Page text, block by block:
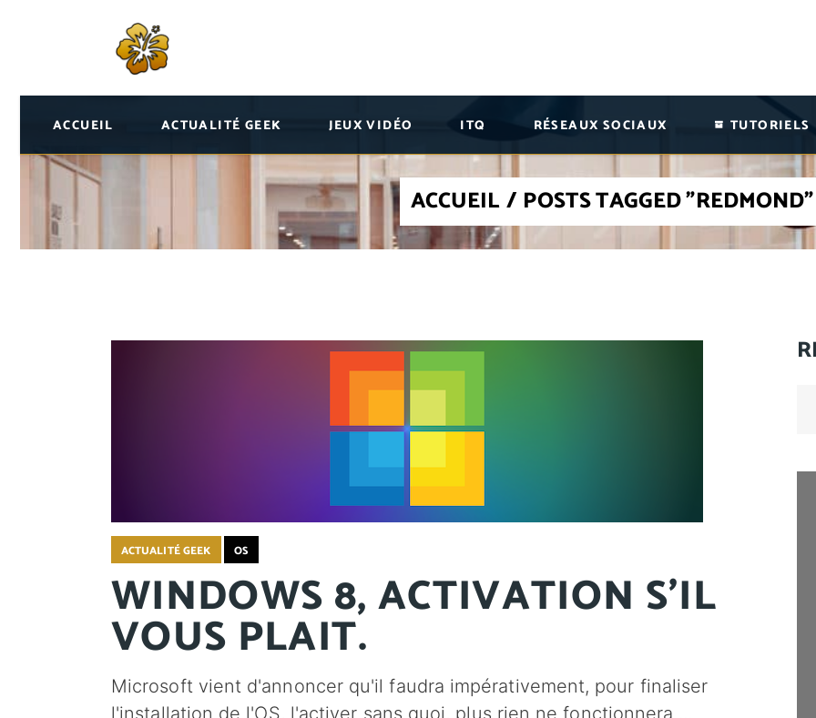
ACCUEIL ACTUALITÉ GEEK JEUX VIDÉO ITQ RÉSEAUX SOCIAUX TUTORIELS
ACCUEIL / POSTS TAGGED "REDMOND"
ACTUALITÉ GEEK OS
WINDOWS 8, ACTIVATION S'IL
VOUS PLAIT.
Microsoft vient d'annoncer qu'il faudra impérativement, pour finaliser
l'installation de l'OS, l'activer sans quoi, plus rien ne fonctionnera